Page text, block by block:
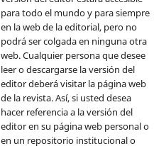
para todo el mundo y para siempre
en la web de la editorial, pero no
podrá ser colgada en ninguna otra
web. Cualquier persona que desee
leer o descargarse la versión del
editor deberá visitar la página web
de la revista. Así, si usted desea
hacer referencia a la versión del
editor en su página web personal o
en un repositorio institucional o